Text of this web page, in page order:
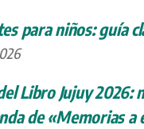
para niños: guía
Libro Jujuy
de «Memorias a